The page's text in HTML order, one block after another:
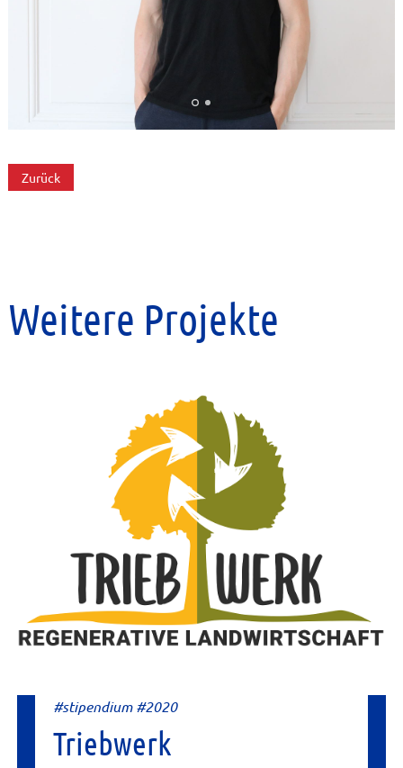
Zurück
Weitere Projekte
#stipendium #2020
Triebwerk